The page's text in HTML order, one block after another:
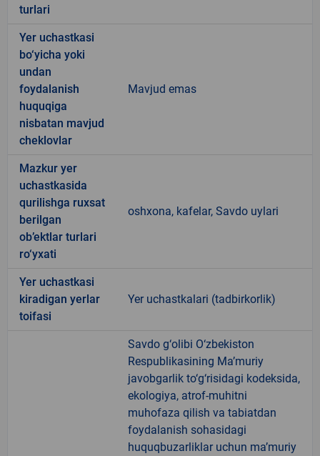
turlari
Yer uchastkasi
bo‘yicha yoki
undan
foydalanish
huquqiga
nisbatan mavjud
cheklovlar
Mavjud emas
Mazkur yer
uchastkasida
qurilishga ruxsat
berilgan
ob’ektlar turlari
ro‘yxati
oshxona, kafelar, Savdo uylari
Yer uchastkasi
kiradigan yerlar
toifasi
Yer uchastkalari (tadbirkorlik)
Savdo g‘olibi O‘zbekiston
Respublikasining Ma’muriy
javobgarlik to‘g‘risidagi kodeksida,
ekologiya, atrof-muhitni
muhofaza qilish va tabiatdan
foydalanish sohasidagi
huquqbuzarliklar uchun ma’muriy